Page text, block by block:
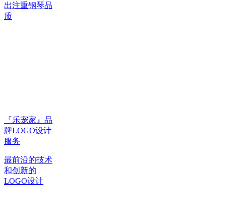
出注重钢琴品
质
『乐宠家』品
牌LOGO设计
服务
最前沿的技术
和创新的
LOGO设计